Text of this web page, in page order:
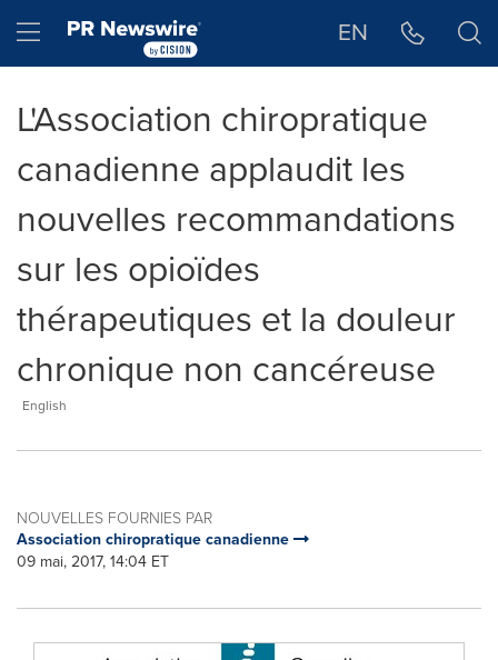
Hamburger menu EN
L'Association chiropratique
canadienne applaudit les
nouvelles recommandations
sur les opioïdes
thérapeutiques et la douleur
chronique non cancéreuse
English
NOUVELLES FOURNIES PAR
Association chiropratique canadienne
09 mai, 2017, 14:04 ET